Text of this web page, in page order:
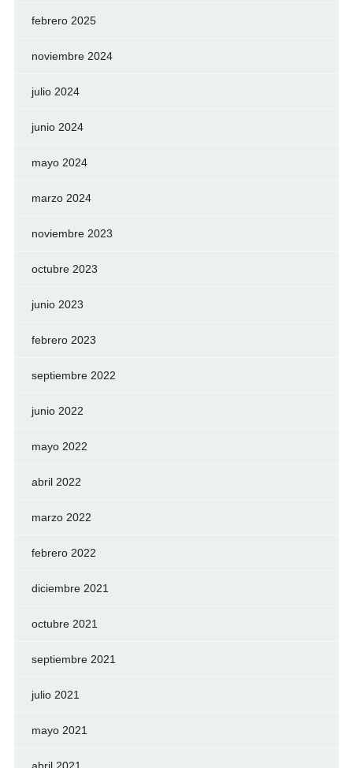
febrero 2025
noviembre 2024
julio 2024
junio 2024
mayo 2024
marzo 2024
noviembre 2023
octubre 2023
junio 2023
febrero 2023
septiembre 2022
junio 2022
mayo 2022
abril 2022
marzo 2022
febrero 2022
diciembre 2021
octubre 2021
septiembre 2021
julio 2021
mayo 2021
abril 2021